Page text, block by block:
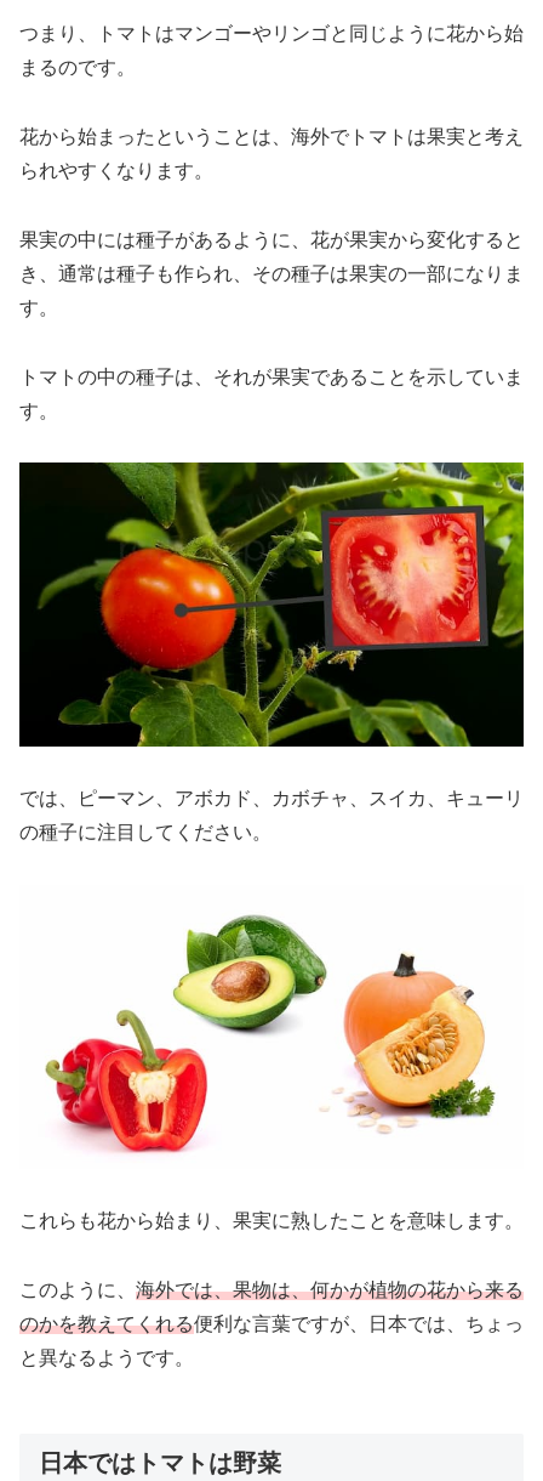
つまり、トマトはマンゴーやリンゴと同じように花から始
まるのです。
花から始まったということは、海外でトマトは果実と考え
られやすくなります。
果実の中には種子があるように、花が果実から変化すると
き、通常は種子も作られ、その種子は果実の一部になりま
す。
トマトの中の種子は、それが果実であることを示していま
す。
では、ピーマン、アボカド、カボチャ、スイカ、キューリ
の種子に注目してください。
これらも花から始まり、果実に熟したことを意味します。
このように、 海外では、果物は、何かが植物の花から来る
のかを教えてくれる便利な言葉ですが、日本では、ちょっ
と異なるようです。
日本ではトマトは野菜